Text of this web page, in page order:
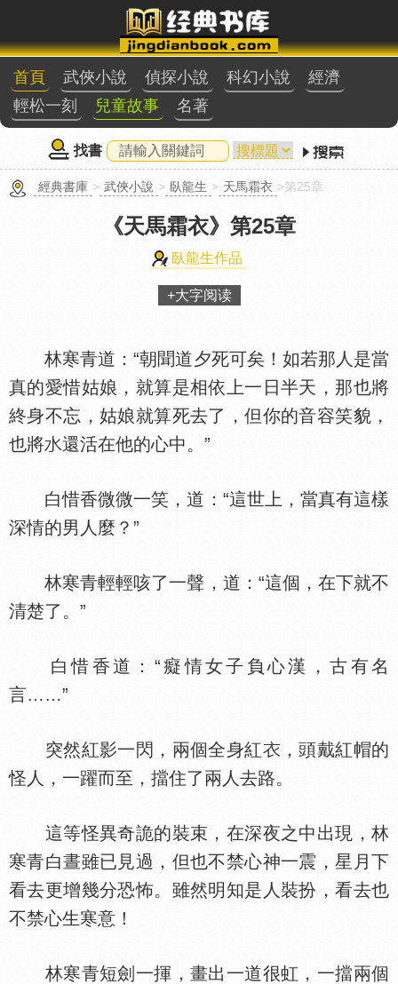
首頁 武俠小說 偵探小說 科幻小說
經濟
輕松一刻
兒童故事 名著
找書
經典書庫 > 武俠小說 > 臥龍生 > 天馬霜衣 >第25章
《天馬霜衣》 第25章
臥龍生作品
+大字阅读
林寒青道：“朝聞道夕死可矣！如若那人是當
真的愛惜姑娘，就算是相依上一日半天，那也將
終身不忘，姑娘就算死去了，但你的音容笑貌，
也將
還活在他的心中。”
白惜香微微一笑，道：“這世上，當真有這樣
深情的男人麼？”
林寒青輕輕咳了一聲，道：“這個，在下就不
清楚了。”
白惜香道：“癡情女子負心漢，古有名
言……”
突然紅影一閃，兩個全身紅
，頭戴紅帽的
怪人，一躍而至，擋住了兩人去路。
這等怪異奇詭的裝束，在深夜之中出現，林
寒青白晝雖已見過，但也不禁心神一震，星月下
看去更增幾分恐怖。雖然明知是人裝扮，看去也
不禁心生寒意！
林寒青短劍一揮，畫出一道很虹，一擋兩個